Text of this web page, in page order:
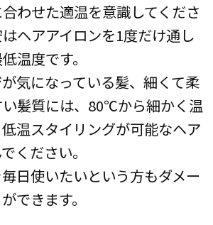
わせた適温を意識してくださ
ヘアアイロンを1度だけ通し
温度です。
気になっている髪、細くて柔
い髪質には、80℃から細かく温
温スタイリングが可能なヘア
ください。
日使いたいという方もダメー
できます。